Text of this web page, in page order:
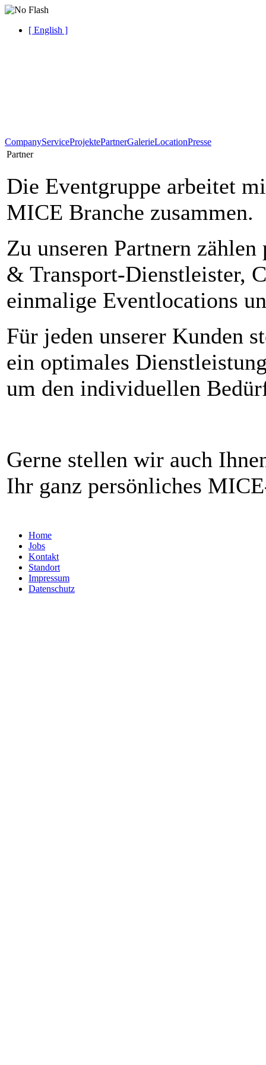
[ English ]
CompanyServiceProjektePartnerGalerieLocationPresse
Partner
Die Eventgruppe arbeitet
MICE Branche zusammen.
Zu unseren Partnern
& Transport-Dienstleister,
einmalige Eventlocations
Für jeden unserer Kunden
ein optimales
um den individuellen
Gerne stellen wir auch
Ihr ganz persönliches
Home
Jobs
Kontakt
Standort
Impressum
Datenschutz